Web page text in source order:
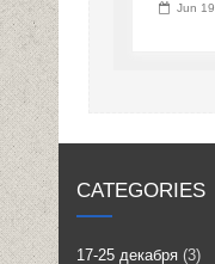
Jun
CATEGORIES
17-25 декабря (3)